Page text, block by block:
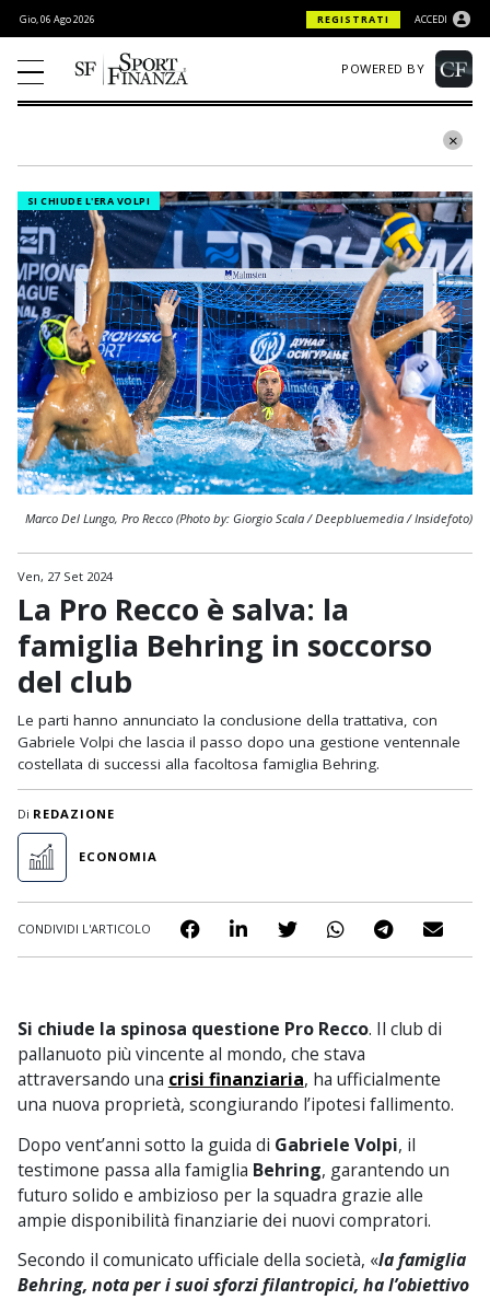
Gio, 06 Ago 2026 REGISTRATI ACCEDI
POWERED BY
Ven, 27 Set 2024
La Pro Recco è salva: la
famiglia Behring in soccorso
del club
Le parti hanno annunciato la conclusione della trattativa, con
Gabriele Volpi che lascia il passo dopo una gestione ventennale
costellata di successi alla facoltosa famiglia Behring.
Di REDAZIONE
ECONOMIA
CONDIVIDI L'ARTICOLO
SI CHIUDE L'ERA VOLPI
Marco Del Lungo, Pro Recco (Photo by: Giorgio Scala / Deepbluemedia / Insidefoto)
Si chiude la spinosa questione Pro Recco. Il club di
pallanuoto più vincente al mondo, che stava
attraversando una crisi finanziaria, ha ufficialmente
una nuova proprietà, scongiurando l’ipotesi fallimento.
Dopo vent’anni sotto la guida di Gabriele Volpi, il
testimone passa alla famiglia Behring, garantendo un
futuro solido e ambizioso per la squadra grazie alle
ampie disponibilità finanziarie dei nuovi compratori.
Secondo il comunicato ufficiale della società, «la famiglia
Behring, nota per i suoi sforzi filantropici, ha l’obiettivo